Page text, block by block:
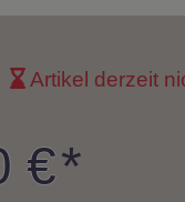
Artikel derzeit
€*